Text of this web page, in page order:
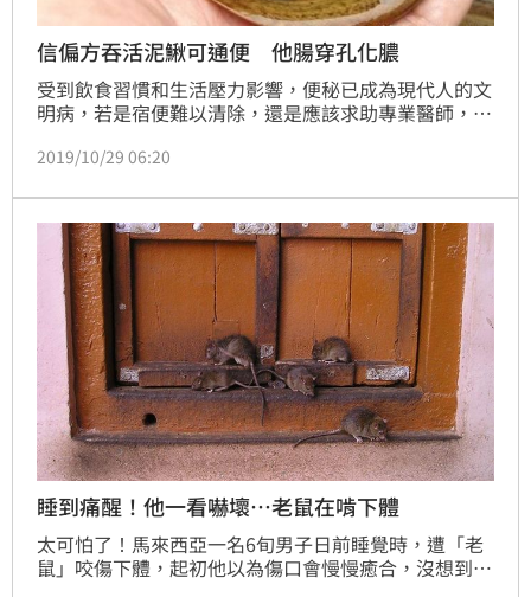
信偏方吞活泥鰍可通便 他腸穿孔化膿
受到飲食習慣和生活壓力影響，便秘已成為現代人的文
明病，若是宿便難以清除，還是應該求助專業醫師，切
的病症。日前，大陸一名男子因誤信生吞泥鰍可清宿
穿孔化膿。
2019/10/29 06:20
睡到痛醒！他一看嚇壞…老鼠在啃下體
太可怕了！馬來西亞一名6旬男子日前睡覺時，遭「老
鼠」咬傷下體，起初他以為傷口會慢慢癒合，沒想到傷